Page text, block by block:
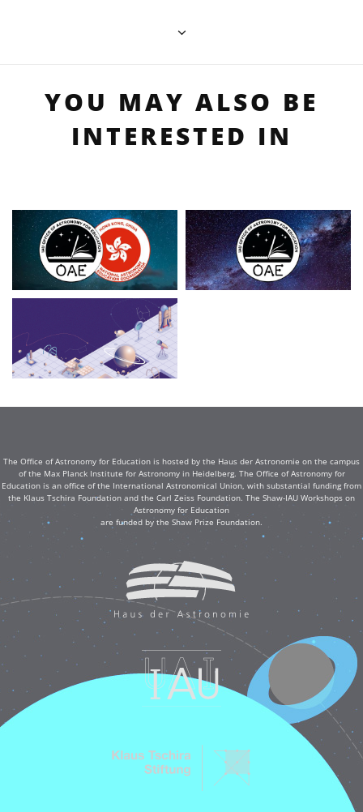
YOU MAY ALSO BE
INTERESTED IN
The Office of Astronomy for Education is hosted by the Haus der Astronomie on the campus
of the Max Planck Institute for Astronomy in Heidelberg. The Office of Astronomy for
Education is an office of the International Astronomical Union, with substantial funding from
the Klaus Tschira Foundation and the Carl Zeiss Foundation. The Shaw-IAU Workshops on
Astronomy for Education
are funded by the Shaw Prize Foundation.